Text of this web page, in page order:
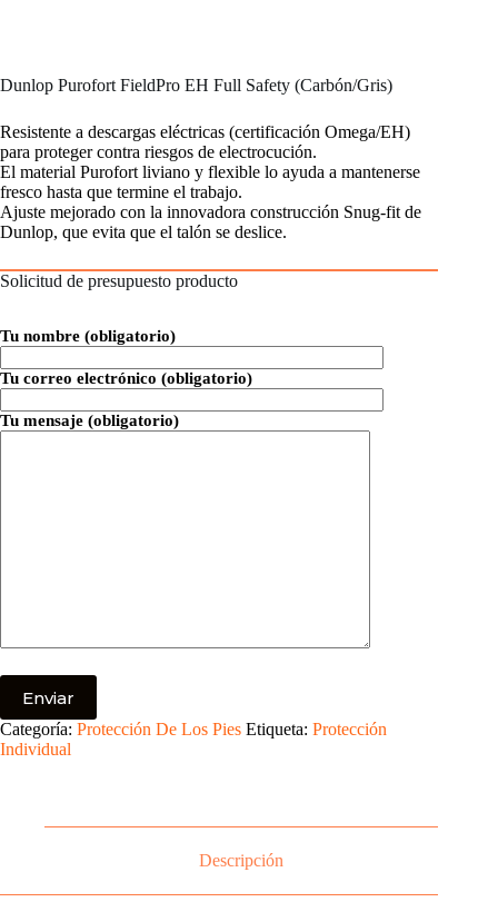
Dunlop Purofort FieldPro EH Full Safety (Carbón/Gris)
Resistente a descargas eléctricas (certificación Omega/EH)
para proteger contra riesgos de electrocución.
El material Purofort liviano y flexible lo ayuda a mantenerse
fresco hasta que termine el trabajo.
Ajuste mejorado con la innovadora construcción Snug-fit de
Dunlop, que evita que el talón se deslice.
Solicitud de presupuesto producto
Tu nombre (obligatorio)
Tu correo electrónico (obligatorio)
Tu mensaje (obligatorio)
Categoría: Protección De Los Pies Etiqueta: Protección
Individual
Descripción